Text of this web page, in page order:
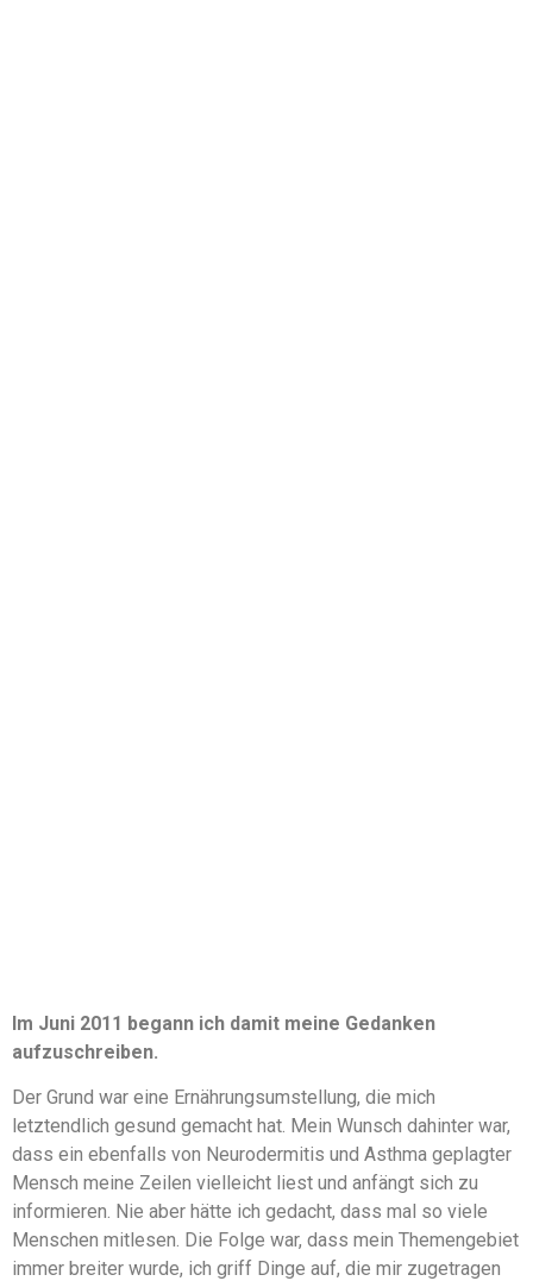
Im Juni 2011 begann ich damit meine Gedanken
aufzuschreiben.
Der Grund war eine Ernährungsumstellung, die mich
letztendlich gesund gemacht hat. Mein Wunsch dahinter war,
dass ein ebenfalls von Neurodermitis und Asthma geplagter
Mensch meine Zeilen vielleicht liest und anfängt sich zu
informieren. Nie aber hätte ich gedacht, dass mal so viele
Menschen mitlesen. Die Folge war, dass mein Themengebiet
immer breiter wurde, ich griff Dinge auf, die mir zugetragen